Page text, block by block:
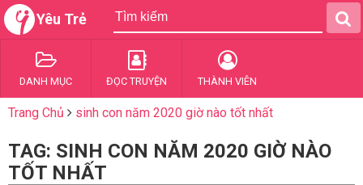
Yêu Trẻ
DANH MỤC ĐỌC TRUYỆN THÀNH VIÊN
Trang Chủ sinh con năm 2020 giờ nào tốt nhất
TAG: SINH CON NĂM 2020 GIỜ NÀO
TỐT NHẤT